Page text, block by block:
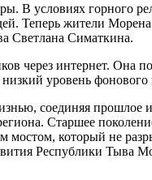
В условиях горного
жители Морена
Светлана Симаткина.
интернет. Она
низкий уровень
соединяя
Старшее
который не
Республики Тыва